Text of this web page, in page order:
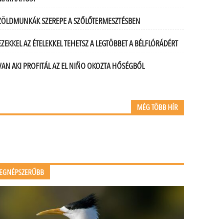
SZEREPE A SZŐLŐTERMESZTÉSBEN
AZ ÉTELEKKEL TEHETSZ A LEGTÖBBET A BÉLFLÓRÁDÉRT
AKI PROFITÁL AZ EL NIÑO OKOZTA HŐSÉGBŐL
MÉG TÖBB HÍR